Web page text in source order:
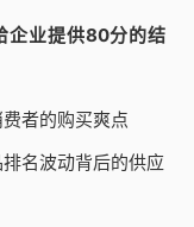
企业提供80分的结
者的购买爽点
名波动背后的供应